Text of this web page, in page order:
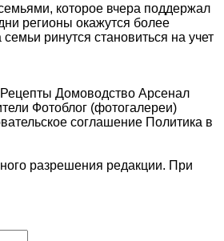
которое вчера поддержал
регионы окажутся более
ринутся становиться на учет
Рецепты Домоводство Арсенал
Фотоблог (фотогалереи)
соглашение Политика в
разрешения редакции. При